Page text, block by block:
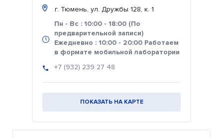
г. Тюмень, ул. Дружбы 128, к. 1
Пн - Вс : 10:00 - 18:00 (По
предварительной записи)
Ежедневно : 10:00 - 20:00 Работаем
в формате мобильной лаборатории
+7 (932) 239 27 48
ПОКАЗАТЬ НА КАРТЕ